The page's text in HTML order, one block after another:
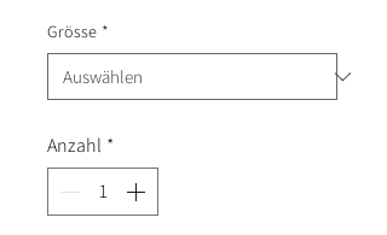
Grösse *
Anzahl *